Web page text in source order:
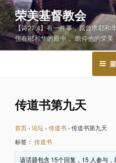
跳
至
内
容
荣美基督教会
【诗27:4】有一件事，我曾求耶和
住在耶和华的殿中， 瞻仰他的荣美
传道书第九天
首页 › 论坛 › 传道书 › 传道书第九天
标签： 传道书
该话题包含 15个回复，15 人参与，